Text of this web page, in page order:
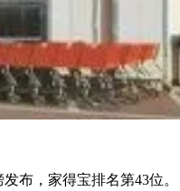
布，家得宝排名第43位。